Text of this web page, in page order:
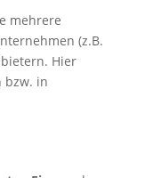
mehrere
(z.B.
Hier
bzw. in